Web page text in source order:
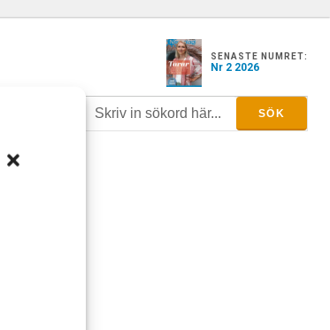
SENASTE NUMRET:
Nr 2 2026